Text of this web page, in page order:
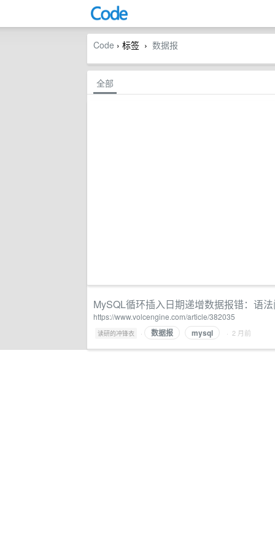
Code › 标签 › 数据报
全部
MySQL循环插入日期递增数据报错：语
https://www.volcengine.com/article/382035
读研的冲锋衣 · 数据报 mysql · 2 月前